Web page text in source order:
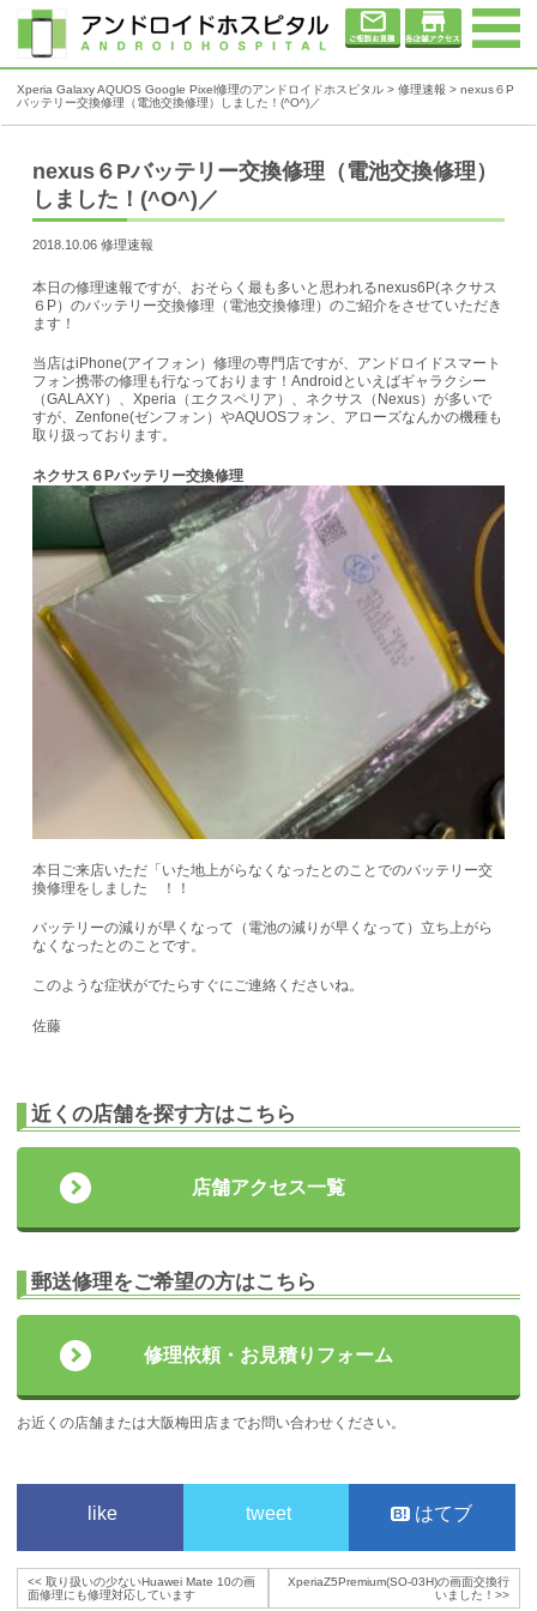
Xperia Galaxy AQUOS Google Pixel修理のアンドロイドホスピタル > 修理速報 > nexus６P
バッテリー交換修理（電池交換修理）しました！(^O^)／
nexus６Pバッテリー交換修理（電池交換修理）
しました！(^O^)／
2018.10.06 修理速報
本日の修理速報ですが、おそらく最も多いと思われるnexus6P(ネクサス
６P）のバッテリー交換修理（電池交換修理）のご紹介をさせていただき
ます！
当店はiPhone(アイフォン）修理の専門店ですが、アンドロイドスマート
フォン携帯の修理も行なっております！Androidといえばギャラクシー
（GALAXY）、Xperia（エクスペリア）、ネクサス（Nexus）が多いで
すが、Zenfone(ゼンフォン）やAQUOSフォン、アローズなんかの機種も
取り扱っております。
ネクサス６Pバッテリー交換修理
本日ご来店いただ「いた地上がらなくなったとのことでのバッテリー交
換修理をしました ！！
バッテリーの減りが早くなって（電池の減りが早くなって）立ち上がら
なくなったとのことです。
このような症状がでたらすぐにご連絡くださいね。
佐藤
近くの店舗を探す方はこちら
店舗アクセス一覧
郵送修理をご希望の方はこちら
修理依頼・お見積りフォーム
お近くの店舗または大阪梅田店までお問い合わせください。
like tweet はてブ
<<取り扱いの少ないHuawei Mate 10の画
面修理にも修理対応しています
XperiaZ5Premium(SO-03H)の画面交換行
いました！ >>